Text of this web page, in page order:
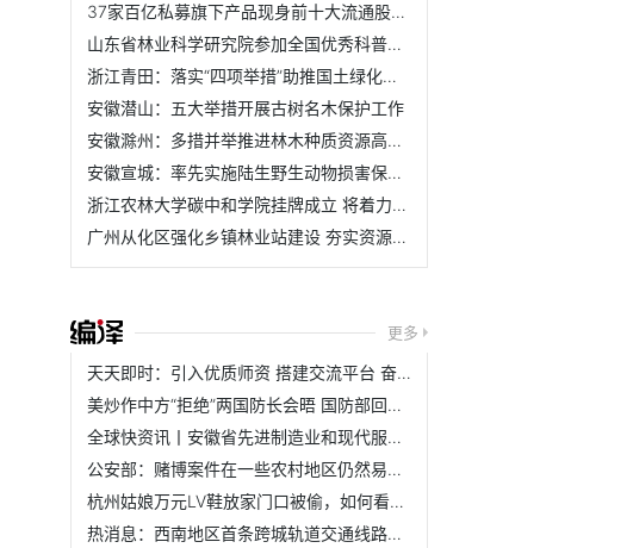
37家百亿私募旗下产品现身前十大流通股名单
山东省林业科学研究院参加全国优秀科普作品评选活动
浙江青田：落实“四项举措”助推国土绿化取得新成效
安徽潜山：五大举措开展古树名木保护工作
安徽滁州：多措并举推进林木种质资源高质量发展
安徽宣城：率先实施陆生野生动物损害保险理赔机制
浙江农林大学碳中和学院挂牌成立 将着力培养具有碳中和与农...
广州从化区强化乡镇林业站建设 夯实资源管护基层基础
更多
天天即时：引入优质师资 搭建交流平台 奋力为全市发展作出...
美炒作中方“拒绝”两国防长会晤 国防部回应_环球快看点
全球快资讯丨安徽省先进制造业和现代服务业融合发展“百名专...
公安部：赌博案件在一些农村地区仍然易发多发 隐蔽性增强 讯息
杭州姑娘万元LV鞋放家门口被偷，如何看待这个诚信问题？ 世...
热消息：西南地区首条跨城轨道交通线路全线贯通